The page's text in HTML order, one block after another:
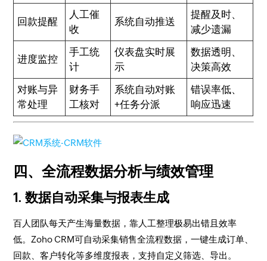
回款提醒
人工催
收
系统自动推送
提醒及时、
减少遗漏
进度监控
手工统
计
仪表盘实时展
示
数据透明、
决策高效
对账与异
常处理
财务手
工核对
系统自动对账
+任务分派
错误率低、
响应迅速
四、全流程数据分析与绩效管理
1. 数据自动采集与报表生成
百人团队每天产生海量数据，靠人工整理极易出错且效率
低。Zoho CRM可自动采集销售全流程数据，一键生成订单、
回款、客户转化等多维度报表，支持自定义筛选、导出。